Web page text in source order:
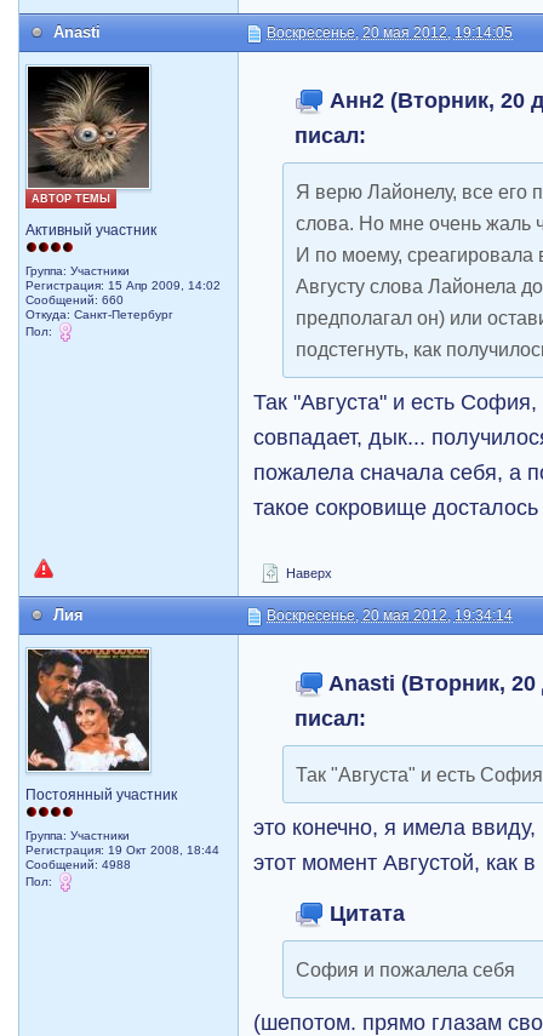
Anasti Воскресенье, 20 мая 2012, 19:14:05
АВТОР ТЕМЫ
Активный участник
Группа: Участники
Регистрация: 15 Апр 2009, 14:02
Сообщений: 660
Откуда: Санкт-Петербург
Пол:
Анн2 (Вторник, 20
писал:
Я верю Лайонелу, все его
слова. Но мне очень
И по моему,
Августу слова Лайонела
предполагал он) или
подстегнуть, как
Так "Августа" и есть
совпадает, дык...
пожалела сначала себя, а
такое сокровище
Наверх
Лия Воскресенье, 20 мая 2012, 19:34:14
Постоянный участник
Группа: Участники
Регистрация: 19 Окт 2008, 18:44
Сообщений: 4988
Пол:
Anasti (Вторник, 20
писал:
Так "Августа" и есть
это конечно, я имела
этот момент Августой, как
Цитата
София и пожалела себя
(шепотом. прямо глазам